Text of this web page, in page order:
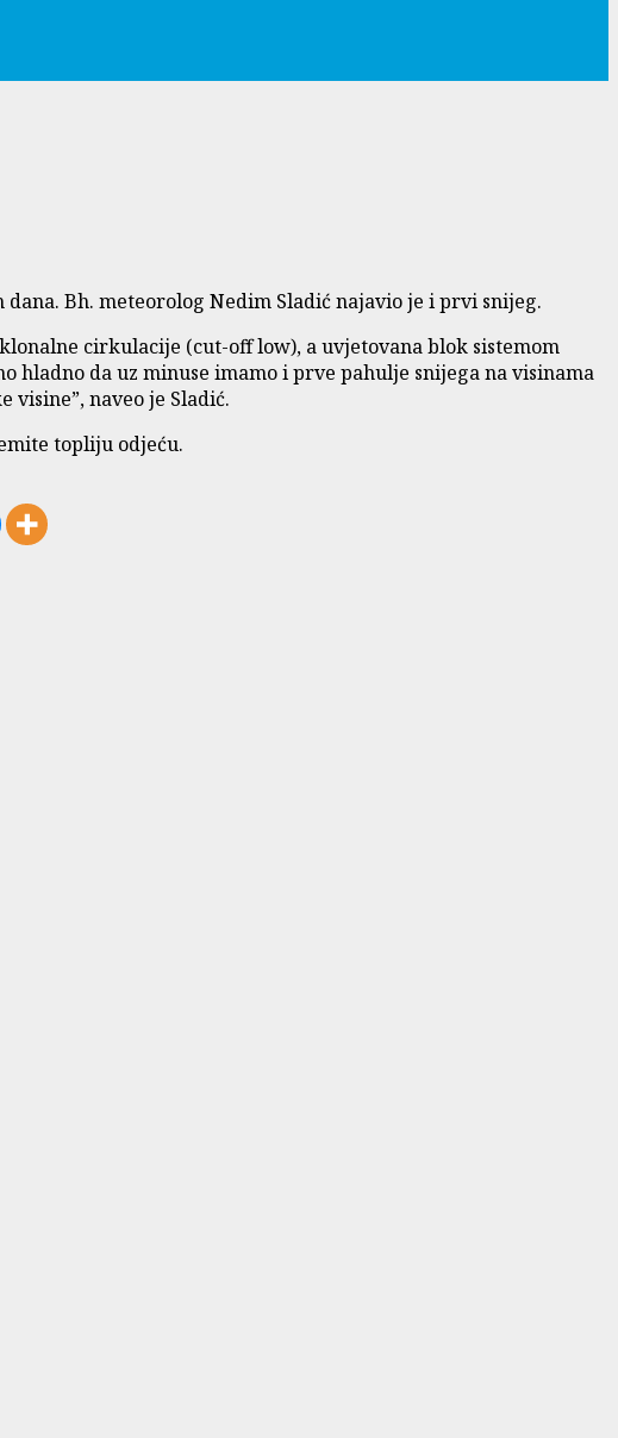
Bh. meteorolog Nedim Sladić najavio je i prvi snijeg.
cirkulacije (cut-off low), a uvjetovana blok sistemom
hladno da uz minuse imamo i prve pahulje snijega na visinama
visine”, naveo je Sladić.
topliju odjeću.